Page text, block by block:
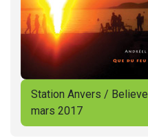
Station Anvers / Believe
mars 2017